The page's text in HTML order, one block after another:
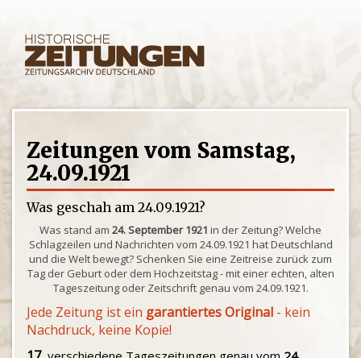
Zeitungen vom Samstag,
24.09.1921
Was geschah am 24.09.1921?
Was stand am 24. September 1921 in der Zeitung? Welche
Schlagzeilen und Nachrichten vom 24.09.1921 hat Deutschland
und die Welt bewegt? Schenken Sie eine Zeitreise zurück zum
Tag der Geburt oder dem Hochzeitstag - mit einer echten, alten
Tageszeitung oder Zeitschrift genau vom 24.09.1921.
Jede Zeitung ist ein garantiertes Original - kein
Nachdruck, keine Kopie!